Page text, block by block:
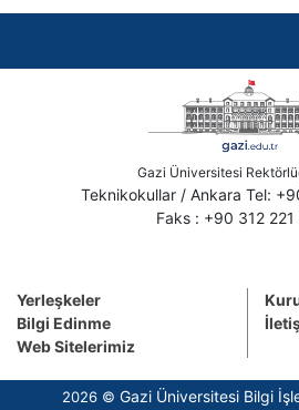
Gazi Üniversitesi
Teknikokullar / Ankara Tel:
Faks : +90 312
Yerleşkeler
Bilgi Edinme
Web Sitelerimiz
2026 © Gazi Üniversitesi Bilgi